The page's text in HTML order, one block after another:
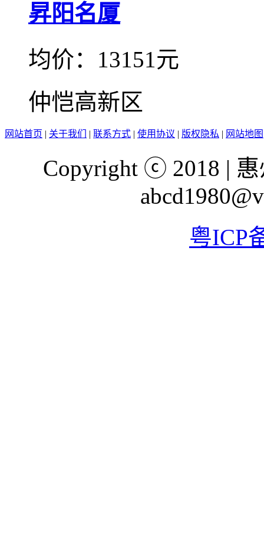
昇阳名厦
均价：13151元
仲恺高新区
网站首页 | 关于我们 | 联系方式 | 使用协议 | 版权隐私 | 网站地图
Copyright ⓒ 2018 |
粤ICP